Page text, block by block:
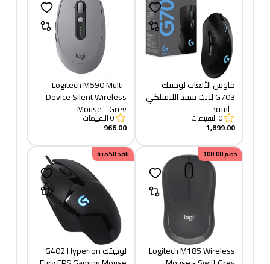
ماوس الألعاب لوجيتك
G703 لايت سبيد اللاسلكي
- أسود
0التقييمات
1,899.00
Logitech M590 Multi-
Device Silent Wireless
Mouse - Grey
0التقييمات
966.00
خصم100.00
Logitech M185 Wireless
نافد الكمية
لوجيتك G402 Hyperion